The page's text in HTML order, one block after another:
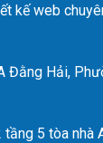
kế web
Đằng Hải,
tầng 5 tòa nhà